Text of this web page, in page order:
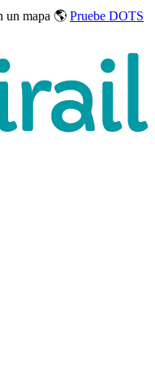
un mapa 🌎 Pruebe DOTS